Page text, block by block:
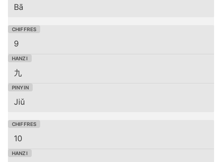
Bā
9
九
Jiǔ
10